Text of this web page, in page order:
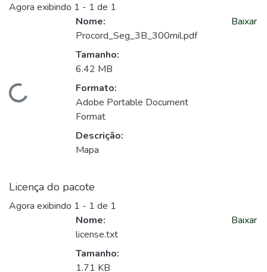
Agora exibindo 1 - 1 de 1
Carregando...
Nome:
Procord_Seg_3B_300mil.pdf
Tamanho:
6.42 MB
Formato:
Adobe Portable Document
Format
Descrição:
Mapa
Baixar
Licença do pacote
Agora exibindo 1 - 1 de 1
Nome:
license.txt
Tamanho:
1.71 KB
Baixar